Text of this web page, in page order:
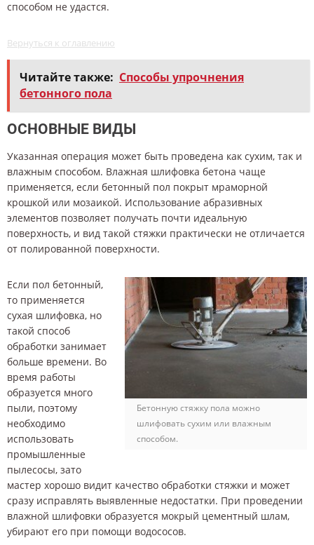
способом не удастся.
Вернуться к оглавлению
Читайте также: Способы упрочнения
бетонного пола
ОСНОВНЫЕ ВИДЫ
Указанная операция может быть проведена как сухим, так и
влажным способом. Влажная шлифовка бетона чаще
применяется, если бетонный пол покрыт мраморной
крошкой или мозаикой. Использование абразивных
элементов позволяет получать почти идеальную
поверхность, и вид такой стяжки практически не отличается
от полированной поверхности.
Бетонную стяжку пола можно
шлифовать сухим или влажным
способом.
Если пол бетонный,
то применяется
сухая шлифовка, но
такой способ
обработки занимает
больше времени. Во
время работы
образуется много
пыли, поэтому
необходимо
использовать
промышленные
пылесосы, зато
мастер хорошо видит качество обработки стяжки и может
сразу исправлять выявленные недостатки. При проведении
влажной шлифовки образуется мокрый цементный шлам,
убирают его при помощи водососов.